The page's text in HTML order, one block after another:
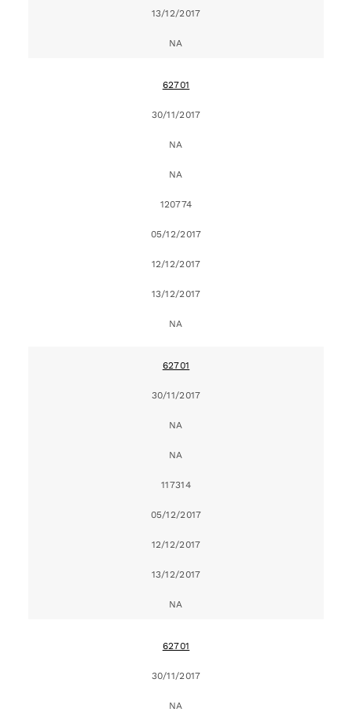
13/12/2017
NA
62701
30/11/2017
NA
NA
120774
05/12/2017
12/12/2017
13/12/2017
NA
62701
30/11/2017
NA
NA
117314
05/12/2017
12/12/2017
13/12/2017
NA
62701
30/11/2017
NA